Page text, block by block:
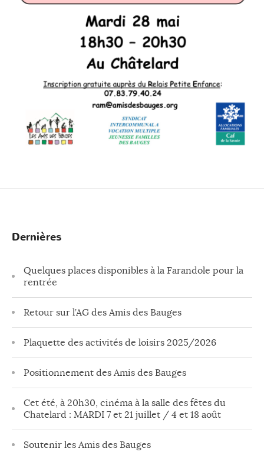
Dernières
Quelques places disponibles à la Farandole pour la
rentrée
Retour sur l’AG des Amis des Bauges
Plaquette des activités de loisirs 2025/2026
Positionnement des Amis des Bauges
Cet été, à 20h30, cinéma à la salle des fêtes du
Chatelard : MARDI 7 et 21 juillet / 4 et 18 août
Soutenir les Amis des Bauges